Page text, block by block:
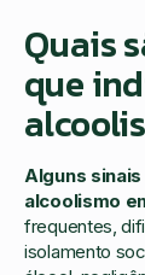
Quais
que
Alguns
alcoolismo
frequentes,
isolamento